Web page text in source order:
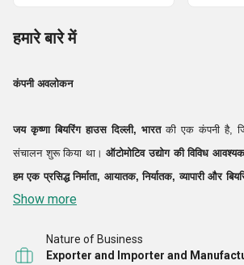
हमारे बारे में
कंपनी अवलोकन
जय कृष्णा बियरिंग हाउस दिल्ली, भारतकी एक कंपनी है,
संचालन शुरू किया था। ऑटोमोटिव उद्योग की विविध
हम एक प्रसिद्धनिर्माता, आयातक, निर्यातक, व्यापारी और
काम कर रहे हैं।
हैं।
Show more
Nature of Business
Exporter and Importer and